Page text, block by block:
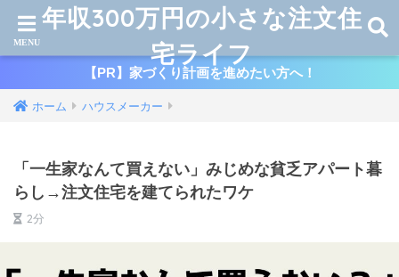
年収300万円の小さな注文住
宅ライフ
【PR】家づくり計画を進めたい方へ！
ホーム ハウスメーカー
「一生家なんて買えない」みじめな貧乏アパート暮
らし→注文住宅を建てられたワケ
2分